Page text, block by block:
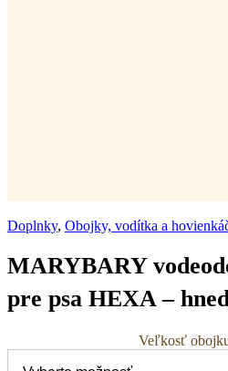
Doplnky, Obojky, vodítka a
MARYBARY
pre psa HEXA –
Veľkosť